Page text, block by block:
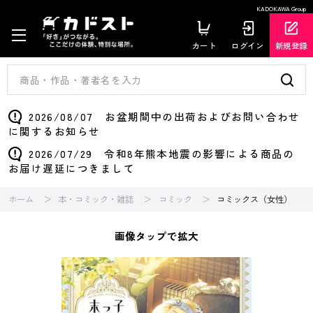
KADOKAWA Group
カート ログイン 新規登録
2026/08/07 お盆期間中の出荷およびお問い合わせ
に関するお知らせ
2026/07/29 令和8年熊本地震の影響による商品の
お届け遅延につきまして
ホーム 本・コミック・雑誌 コミック コミックス（女性）
画像タップで拡大